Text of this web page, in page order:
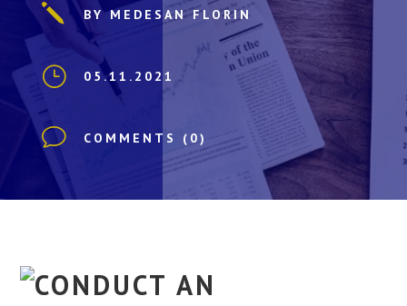
j BY MEDESAN FLORIN
} 05.11.2021
v COMMENTS (0)